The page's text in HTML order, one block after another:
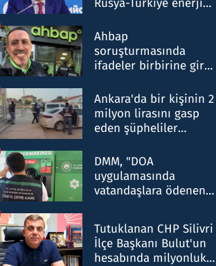
nitelikte olduğunu
belirtti
Ahbap
soruşturmasında
ifadeler birbirine girdi:
ifadelerinden ortaya
çıkan tablo şok etti
Ankara'da bir kişinin 2
milyon lirasını gasp
eden şüpheliler
DMM, "DOA
uygulamasında
vatandaşlara ödenen
düşürüldüğü" iddiasını
yalanladı
Tutuklanan CHP Silivri
İlçe Başkanı Bulut'un
hesabında milyonluk